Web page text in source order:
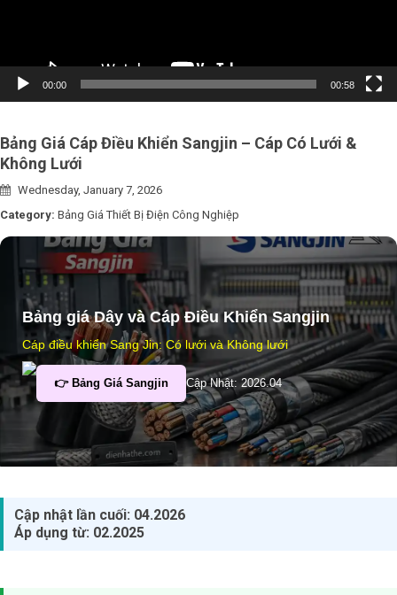
00:00 00:58
Bảng Giá Cáp Điều Khiển Sangjin – Cáp Có Lưới &
Không Lưới
Wednesday, January 7, 2026
Category: Bảng Giá Thiết Bị Điện Công Nghiệp
Bảng giá Dây và Cáp Điều Khiển Sangjin
Cáp điều khiển Sang Jin: Có lưới và Không lưới
👉 Bảng Giá Sangjin Cập Nhật: 2026.04
Cập nhật lần cuối: 04.2026
Áp dụng từ: 02.2025